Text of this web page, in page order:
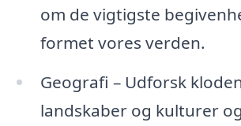
om de vigtigste
formet vores verden.
Geografi – Udforsk
landskaber og kulturer